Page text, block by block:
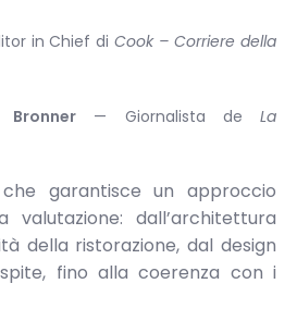
in Chief diCook – Corriere della
— Giornalista de La
garantisce un approccio
valutazione: dall’architettura
della ristorazione, dal design
fino alla coerenza con i